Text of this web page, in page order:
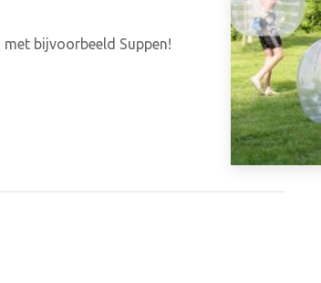
bijvoorbeeld Suppen!